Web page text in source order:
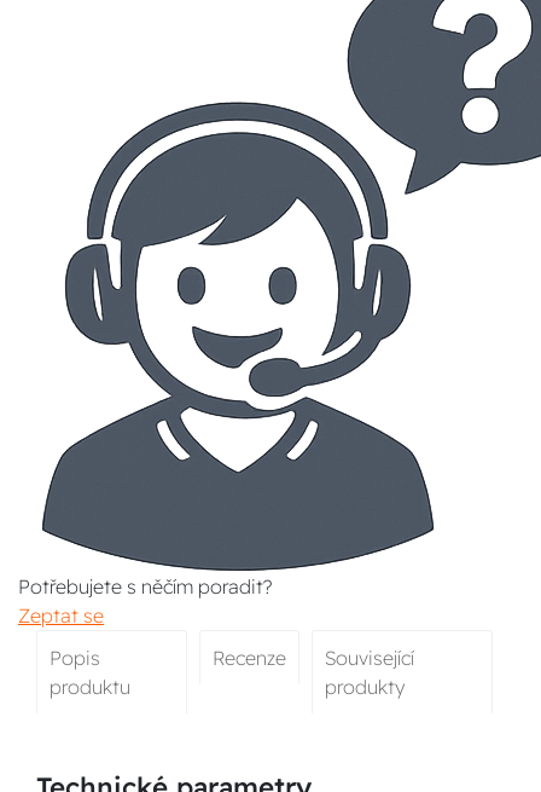
Potřebujete s něčím poradit?
Zeptat se
Popis
produktu
Recenze
Související
produkty